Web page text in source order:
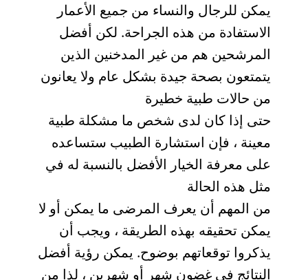
يمكن للرجال والنساء من جميع الأعمار
الاستفادة من هذه الجراحة. لكن أفضل
المرشحين هم من غير المدخنين الذين
يتمتعون بصحة جيدة بشكل عام ولا يعانون
من حالات طبية خطيرة
حتى إذا كان لدى شخص ما مشكلة طبية
معينة ، فإن استشارة الطبيب ستساعده
على معرفة الخيار الأفضل بالنسبة له في
مثل هذه الحالة
من المهم أن يعرف المرضى ما يمكن أو لا
يمكن تحقيقه بهذه الطريقة ، ويجب أن
يذكروا توقعاتهم بوضوح. يمكن رؤية أفضل
النتائج في غضون شهر أو شهرين ، لذا من